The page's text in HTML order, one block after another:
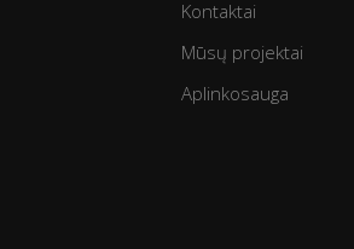
Kontaktai
Mūsų projektai
Aplinkosauga